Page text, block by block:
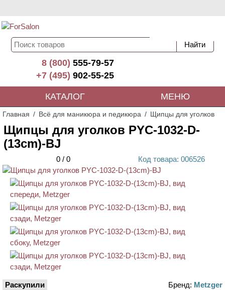
8 (800)555-79-57
+7 (495)902-55-25
КАТАЛОГ МЕНЮ
Главная Всё для маникюра и педикюра Щипцы для уголков
Щипцы для уголков PYC-1032-D-
(13cm)-BJ
0 / 0 Код товара: 006526
Раскупили Бренд: Metzger